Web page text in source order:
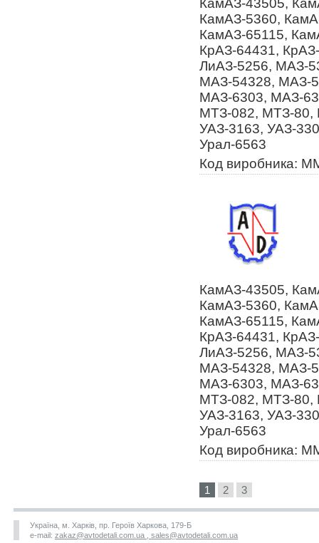
КамАЗ-43505,
КамАЗ-5360,
КамАЗ-65115,
КрАЗ-64431,
ЛиАЗ-5256, МАЗ-
МАЗ-54328, МАЗ-
МАЗ-6303, МАЗ-
МТЗ-082, МТЗ-80,
УАЗ-3163, УАЗ-
Урал-6563
Код виробника:
КамАЗ-43505,
КамАЗ-5360,
КамАЗ-65115,
КрАЗ-64431,
ЛиАЗ-5256, МАЗ-
МАЗ-54328, МАЗ-
МАЗ-6303, МАЗ-
МТЗ-082, МТЗ-80,
УАЗ-3163, УАЗ-
Урал-6563
Код виробника:
1 2 3
Україна, м. Харків, пр. Героїв Харкова, 179-Б
e-mail: zakaz@avtodetali.com.ua , sales@avtodetali.com.ua